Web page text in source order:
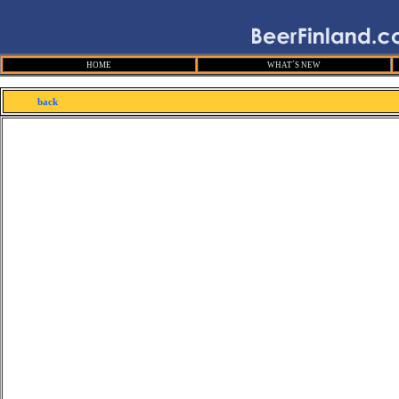
HOME WHAT´S NEW
back